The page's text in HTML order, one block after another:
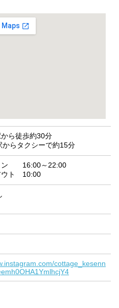
ら徒歩約30分
からタクシーで約15分
ン 16:00～22:00
ウト 10:00
cottage_kesenn